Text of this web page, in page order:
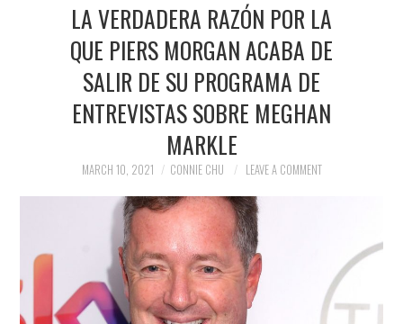
FINANCE
POLITICS
SOCIETY
TECHNOLOGY
LA VERDADERA RAZÓN POR LA
QUE PIERS MORGAN ACABA DE
SALIR DE SU PROGRAMA DE
ENTREVISTAS SOBRE MEGHAN
MARKLE
MARCH 10, 2021 CONNIE CHU LEAVE A COMMENT